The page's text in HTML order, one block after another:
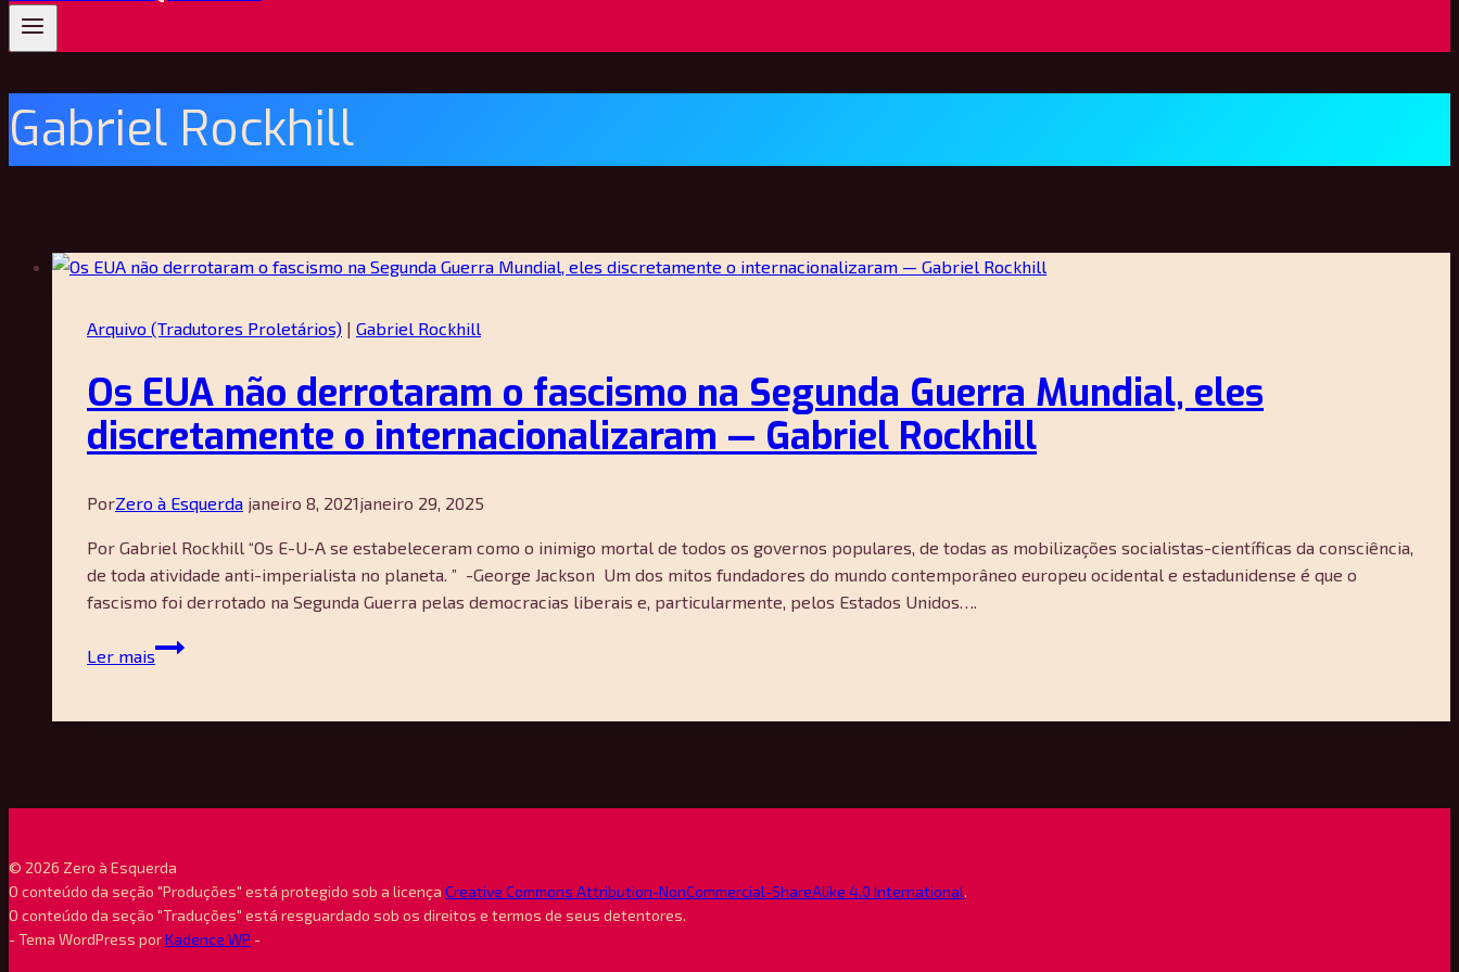
Gabriel Rockhill
Arquivo (Tradutores Proletários) | Gabriel Rockhill
Os EUA não derrotaram o fascismo na Segunda Guerra Mundial, eles
discretamente o internacionalizaram — Gabriel Rockhill
PorZero à Esquerda janeiro 8, 2021janeiro 29, 2025
Por Gabriel Rockhill “Os E-U-A se estabeleceram como o inimigo mortal de todos os governos populares, de todas as mobilizações socialistas-científicas da consciência,
de toda atividade anti-imperialista no planeta. ” -George Jackson Um dos mitos fundadores do mundo contemporâneo europeu ocidental e estadunidense é que o
fascismo foi derrotado na Segunda Guerra pelas democracias liberais e, particularmente, pelos Estados Unidos….
Ler mais
Os
EUA
derrotaram
na
Guerra
Mundial,
eles
discretamente
© 2026 Zero à Esquerda
O conteúdo da seção "Produções" está protegido sob a licença Creative Commons Attribution-NonCommercial-ShareAlike 4.0 International.
O conteúdo da seção "Traduções" está resguardado sob os direitos e termos de seus detentores.
- Tema WordPress porKadence WP -